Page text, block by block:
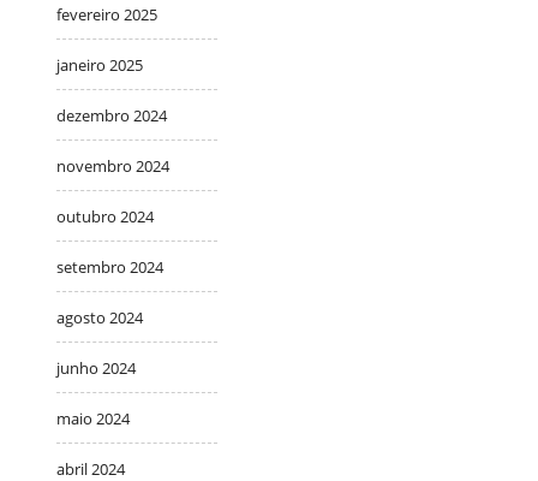
fevereiro 2025
janeiro 2025
dezembro 2024
novembro 2024
outubro 2024
setembro 2024
agosto 2024
junho 2024
maio 2024
abril 2024